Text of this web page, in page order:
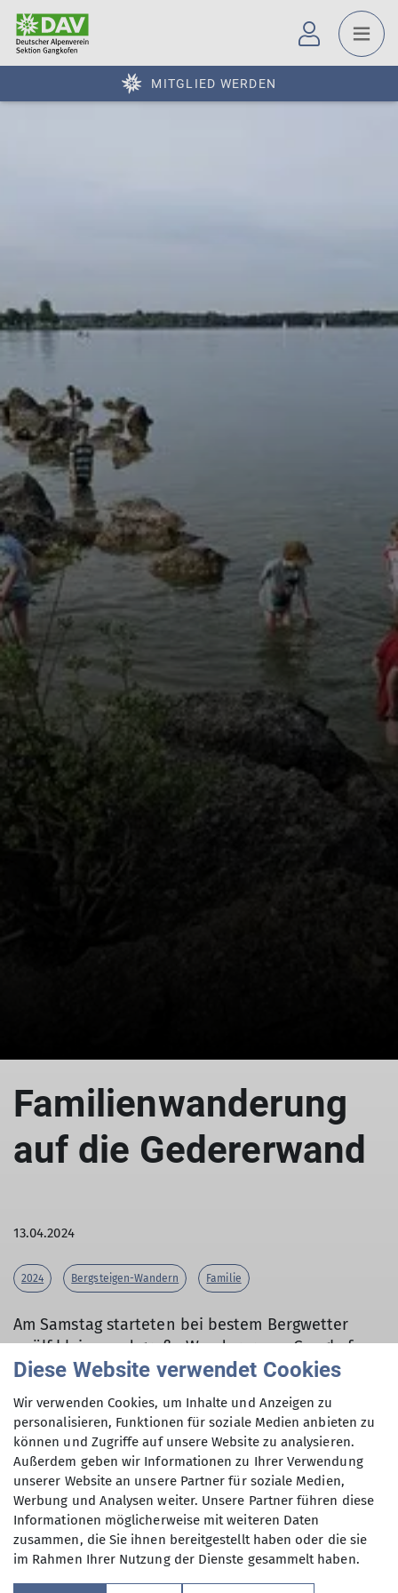
MITGLIED WERDEN
Familienwanderung
auf die Gedererwand
13.04.2024
2024 Bergsteigen-Wandern Familie
Am Samstag starteten bei bestem Bergwetter
zwölf kleine und große Wanderer von Gangkofen
aus in Richtung Aschau im Chiemgau.
Vom Wanderparkplatz Aigen/Hintergschwendt
aus machte sich die Gruppe über den Nordanstieg
auf den Weg zum Gipfel der Gedererwand, der
kleinen Schwester der Kampenwand. Nach gut
zwei Stunden Aufstieg inkl. einer schönen
Kraxelei gab es eine ausgiebige Gipfelbrotzeit
inkl. Gipfelschokolade, bei der man die tolle
Diese Website verwendet Cookies
Wir verwenden Cookies, um Inhalte und Anzeigen zu
personalisieren, Funktionen für soziale Medien anbieten zu
können und Zugriffe auf unsere Website zu analysieren.
Außerdem geben wir Informationen zu Ihrer Verwendung
unserer Website an unsere Partner für soziale Medien,
Werbung und Analysen weiter. Unsere Partner führen diese
Informationen möglicherweise mit weiteren Daten
zusammen, die Sie ihnen bereitgestellt haben oder die sie
im Rahmen Ihrer Nutzung der Dienste gesammelt haben.